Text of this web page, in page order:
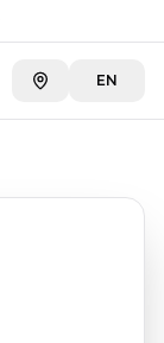
EN
полоски
200 мл